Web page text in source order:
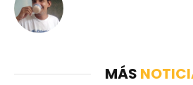
MÁS